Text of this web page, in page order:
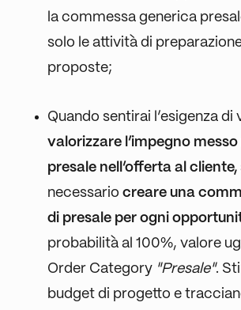
la commessa generica
solo le attività di
proposte;
Quando sentirai l’esigenza di
valorizzare l’impegno
presale nell’offerta al cliente,
necessario creare una
di presale per ogni
probabilità al 100%, valore
Order Category "Presale".
budget di progetto e